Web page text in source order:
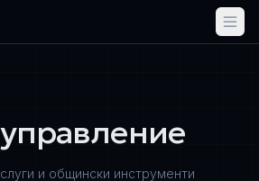
и общински инструменти